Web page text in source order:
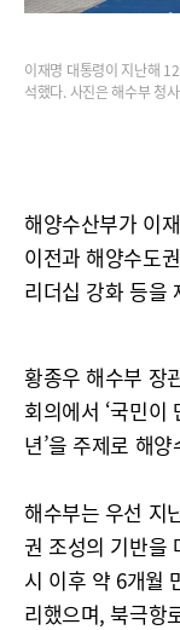
이재명 대통령이 지난해
석했다. 사진은 해수부 청
해양수산부가 이
이전과 해양수도
리더십 강화 등을
황종우 해수부 장
회의에서 ‘국민
년’을 주제로 해
해수부는 우선 지
권 조성의 기반을
시 이후 약 6개월
리했으며, 북극항